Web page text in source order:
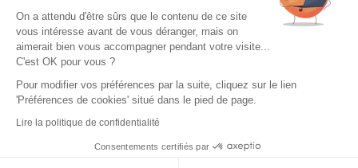
Du lundi au jeudi de 8h30 à 16h30 & le
vendredi de 8h30 à 15h30
On a attendu d'être sûrs que le contenu de ce site
vous intéresse avant de vous déranger, mais on
aimerait bien vous accompagner pendant votre visite...
C'est OK pour vous ?
Pour modifier vos préférences par la suite, cliquez sur le lien
'Préférences de cookies' situé dans le pied de page.
Lire la politique de confidentialité
Consentements certifiés par